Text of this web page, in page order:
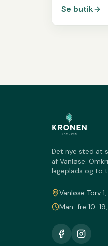
Se butik
Det nye sted at
af Vanløse.
legeplads og to
Vanløse Torv
Man-fre 10-